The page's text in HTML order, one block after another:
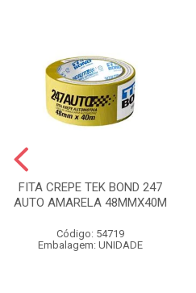
FITA CREPE TEK BOND 247
AUTO AMARELA 48MMX40M
Código: 54719
Embalagem: UNIDADE